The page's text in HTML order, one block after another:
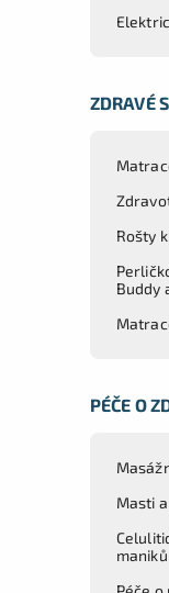
ZDRAVÉ
Rošty
Buddy
PÉČE O
Masti